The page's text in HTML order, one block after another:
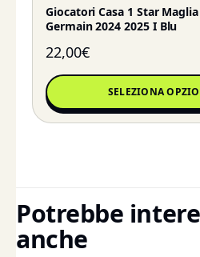
Giocatori Casa 1 Star
Germain 2024 2025 I Blu
22,00€
SELEZIONA
Potrebbe
anche